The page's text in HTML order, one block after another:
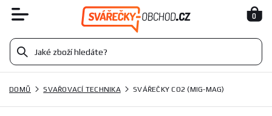
0
DOMŮ SVAŘOVACÍ TECHNIKA SVÁŘEČKY CO2 (MIG-MAG)